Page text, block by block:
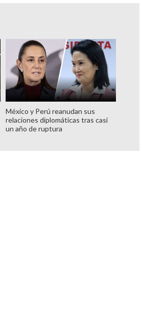
México y Perú reanudan sus
relaciones diplomáticas tras casi
un año de ruptura